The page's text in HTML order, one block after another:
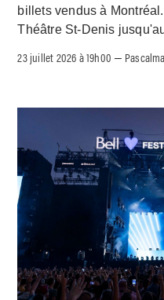
billets vendus à
Théâtre St-Denis
23 juillet 2026 à 19h00 –